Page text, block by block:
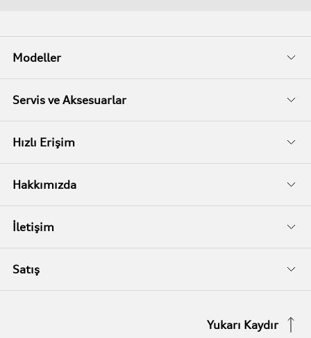
Modeller
Fiyat Listeleri
Kampanyalar
Servis ve Aksesuarlar
Audi Garanti
Audi Kasko
Audi Garanti Plus
Serviste Prestijin 7 Prensibi
Hızlı Erişim
Servis Randevusu
Hakkımızda
Biz Kimiz?
İletişim
İletişim Bilgileri
Satış
Yukarı Kaydır